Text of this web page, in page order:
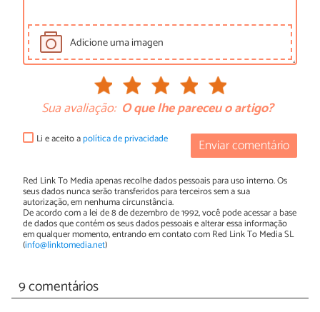
Adicione uma imagen
Sua avaliação: O que lhe pareceu o artigo?
Enviar comentário
Li e aceito apolítica de privacidade
Red Link To Media apenas recolhe dados pessoais para uso interno. Os
seus dados nunca serão transferidos para terceiros sem a sua
autorização, em nenhuma circunstância.
De acordo com a lei de 8 de dezembro de 1992, você pode acessar a base
de dados que contém os seus dados pessoais e alterar essa informação
em qualquer momento, entrando em contato com Red Link To Media SL
(info@linktomedia.net)
9 comentários